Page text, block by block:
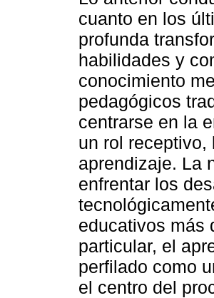
cuanto en los
profunda
habilidades y
conocimiento
pedagógicos
centrarse en la
un rol
aprendizaje. La
enfrentar los
educativos más
particular, el
perfilado como
el centro del